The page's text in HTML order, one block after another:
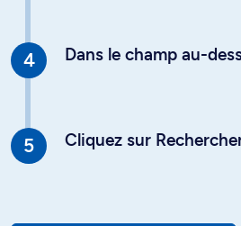
Dans le champ au-
Cliquez sur